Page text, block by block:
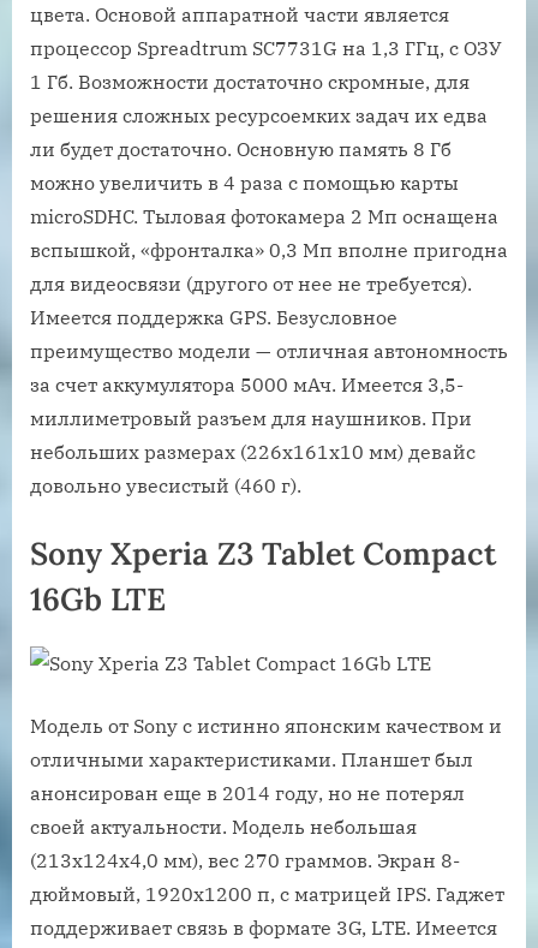
цвета. Основой аппаратной части является
процессор Spreadtrum SC7731G на 1,3 ГГц, с ОЗУ
1 Гб. Возможности достаточно скромные, для
решения сложных ресурсоемких задач их едва
ли будет достаточно. Основную память 8 Гб
можно увеличить в 4 раза с помощью карты
microSDHC. Тыловая фотокамера 2 Мп оснащена
вспышкой, «фронталка» 0,3 Мп вполне пригодна
для видеосвязи (другого от нее не требуется).
Имеется поддержка GPS. Безусловное
преимущество модели — отличная автономность
за счет аккумулятора 5000 мАч. Имеется 3,5-
миллиметровый разъем для наушников. При
небольших размерах (226х161х10 мм) девайс
довольно увесистый (460 г).
Sony Xperia Z3 Tablet Compact
16Gb LTE
Модель от Sony с истинно японским качеством и
отличными характеристиками. Планшет был
анонсирован еще в 2014 году, но не потерял
своей актуальности. Модель небольшая
(213х124х4,0 мм), вес 270 граммов. Экран 8-
дюймовый, 1920х1200 п, с матрицей IPS. Гаджет
поддерживает связь в формате 3G, LTE. Имеется